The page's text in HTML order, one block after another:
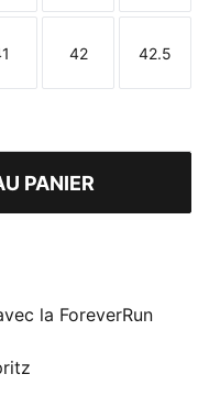
Taille Taille
42
Taille
42.5
PANIER
la ForeverRun
et notre système
stabiliser ta foulée.
garantit une